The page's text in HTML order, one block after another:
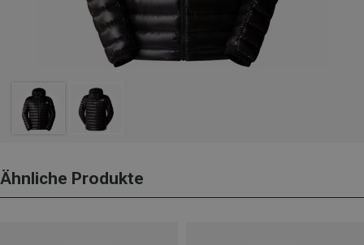
Ähnliche Produkte